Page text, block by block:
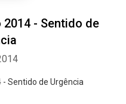
- Sentido de
- Sentido de Urgência